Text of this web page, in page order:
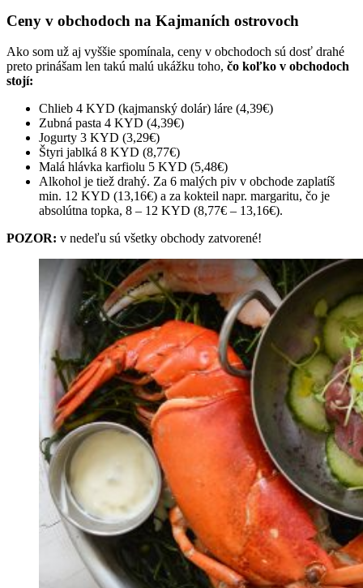
Ceny v obchodoch na Kajmaních ostrovoch
Ako som už aj vyššie spomínala, ceny v obchodoch sú dosť drahé
preto prinášam len takú malú ukážku toho, čo koľko v obchodoch
stojí:
Chlieb 4 KYD (kajmanský dolár) láre (4,39€)
Zubná pasta 4 KYD (4,39€)
Jogurty 3 KYD (3,29€)
Štyri jablká 8 KYD (8,77€)
Malá hlávka karfiolu 5 KYD (5,48€)
Alkohol je tiež drahý. Za 6 malých piv v obchode zaplatíš
min. 12 KYD (13,16€) a za kokteil napr. margaritu, čo je
absolútna topka, 8 – 12 KYD (8,77€ – 13,16€).
POZOR: v nedeľu sú všetky obchody zatvorené!